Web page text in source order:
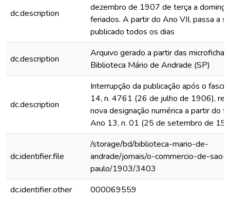
dc.description
dezembro de 1907 de terça a
feriados. A partir do Ano VII, passa a
publicado todos os dias
dc.description
Arquivo gerado a partir das
Biblioteca Mário de Andrade (SP)
dc.description
Interrupção da publicação após o
14, n. 4761 (26 de julho de 1906),
nova designação numérica a partir do
Ano 13, n. 01 (25 de setembro de
dc.identifier.file
/storage/bd/biblioteca-mario-de-
andrade/jornais/o-commercio-de-sao-
paulo/1903/3403
dc.identifier.other
000069559